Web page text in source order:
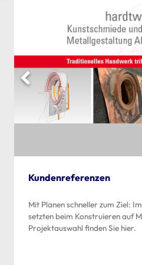
Kundenreferenzen
Mit Planen schneller zum Ziel:
setzten beim Konstruieren auf
Projektauswahl finden Sie hier.